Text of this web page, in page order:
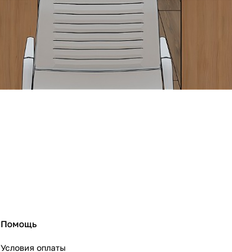
Помощь
Условия оплаты